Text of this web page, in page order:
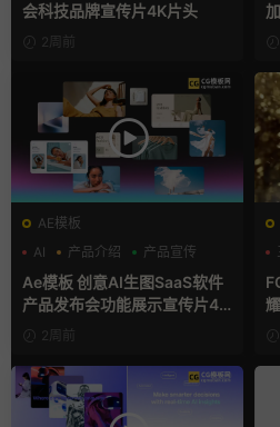
会科技品牌宣传片4K片头
2周前
AE模板
AI
产品介绍 产品宣传
Ae模板 创意AI生图SaaS软件
产品发布会功能展示宣传片4K
片头2周前